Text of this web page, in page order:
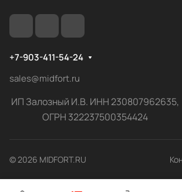
+7-903-411-54-24
sales@midfort.ru
ИП Залозный И.В. ИНН 230807962635,
ОГРН 322237500354424
© 2026 MIDFORT.RU